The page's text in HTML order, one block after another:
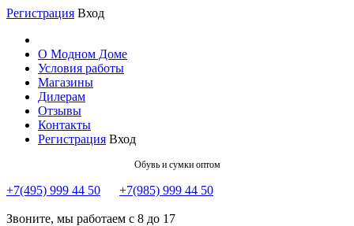
Регистрация Вход
О Модном Доме
Условия работы
Магазины
Дилерам
Отзывы
Контакты
Регистрация Вход
Обувь и сумки оптом
+7(495) 999 44 50 +7(985) 999 44 50
Звоните, мы работаем с 8 до 17